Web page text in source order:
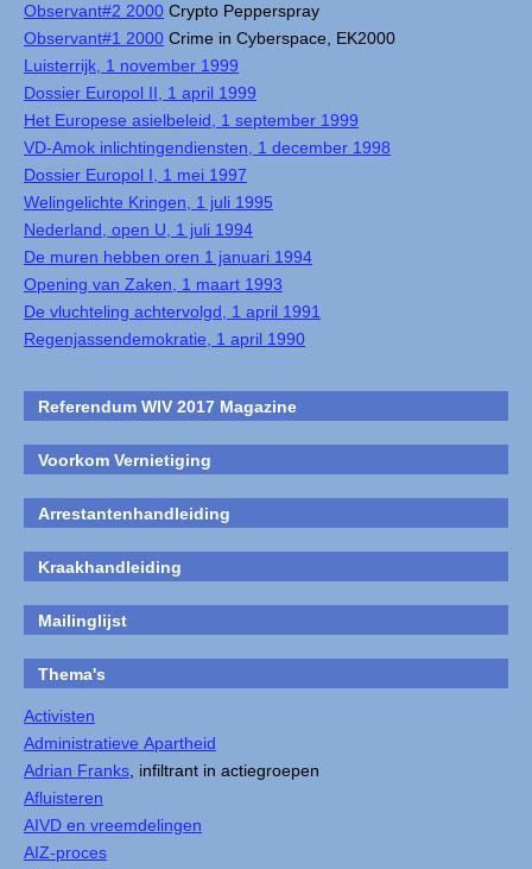
Observant#2 2000 Crypto Pepperspray
Observant#1 2000 Crime in Cyberspace, EK2000
Luisterrijk, 1 november 1999
Dossier Europol II, 1 april 1999
Het Europese asielbeleid, 1 september 1999
VD-Amok inlichtingendiensten, 1 december 1998
Dossier Europol I, 1 mei 1997
Welingelichte Kringen, 1 juli 1995
Nederland, open U, 1 juli 1994
De muren hebben oren 1 januari 1994
Opening van Zaken, 1 maart 1993
De vluchteling achtervolgd, 1 april 1991
Regenjassendemokratie, 1 april 1990
Referendum WIV 2017 Magazine
Voorkom Vernietiging
Arrestantenhandleiding
Kraakhandleiding
Mailinglijst
Thema's
Activisten
Administratieve Apartheid
Adrian Franks , infiltrant in actiegroepen
Afluisteren
AIVD en vreemdelingen
AIZ-proces